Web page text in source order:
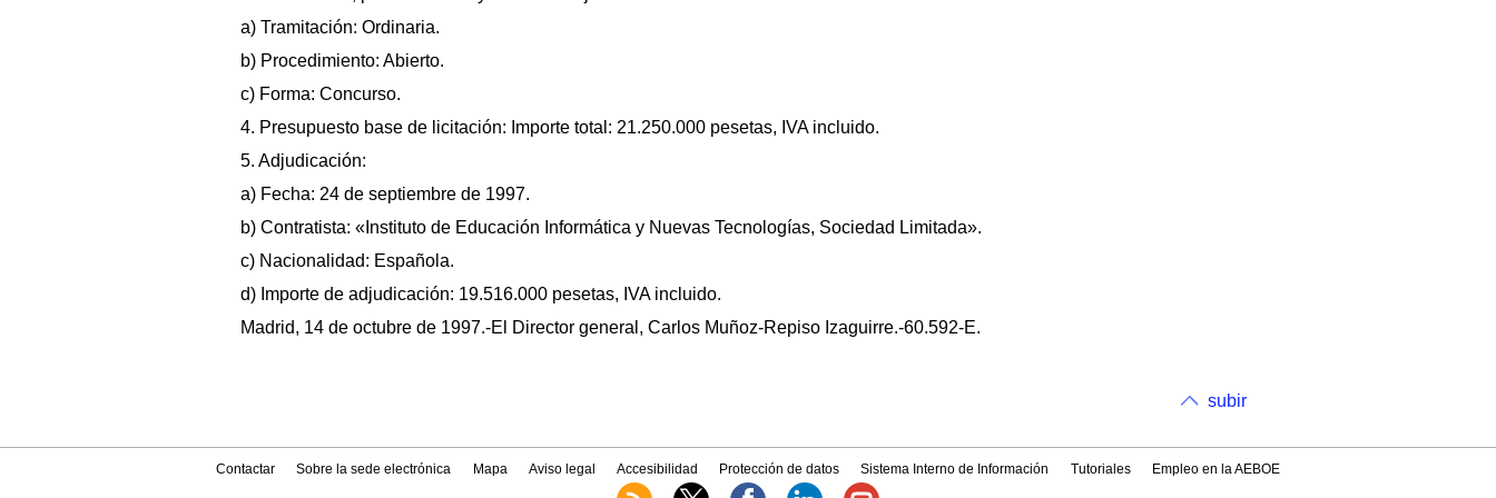
a) Tramitación: Ordinaria.
b) Procedimiento: Abierto.
c) Forma: Concurso.
4. Presupuesto base de licitación: Importe total: 21.250.000 pesetas, IVA incluido.
5. Adjudicación:
a) Fecha: 24 de septiembre de 1997.
b) Contratista: «Instituto de Educación Informática y Nuevas Tecnologías, Sociedad Limitada».
c) Nacionalidad: Española.
d) Importe de adjudicación: 19.516.000 pesetas, IVA incluido.
Madrid, 14 de octubre de 1997.-El Director general, Carlos Muñoz-Repiso Izaguirre.-60.592-E.
subir
Contactar Sobre la sede electrónica Mapa Aviso legal Accesibilidad Protección de datos Sistema Interno de Información Tutoriales Empleo en la AEBOE